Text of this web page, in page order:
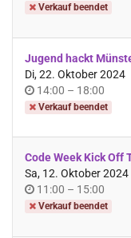
Verkauf beendet
Jugend hackt
Di, 22. Oktober 2024
Uhrzeit
14:00 – bis
18:00
Verkauf beendet
Code Week Kick Off
Sa, 12. Oktober 2024
Uhrzeit
11:00 – bis
15:00
Verkauf beendet